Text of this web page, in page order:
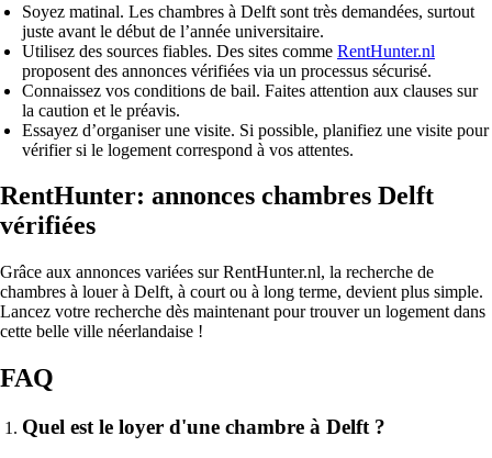
Soyez matinal. Les chambres à Delft sont très demandées, surtout
juste avant le début de l’année universitaire.
Utilisez des sources fiables. Des sites comme RentHunter.nl
proposent des annonces vérifiées via un processus sécurisé.
Connaissez vos conditions de bail. Faites attention aux clauses sur
la caution et le préavis.
Essayez d’organiser une visite. Si possible, planifiez une visite pour
vérifier si le logement correspond à vos attentes.
RentHunter: annonces chambres Delft
vérifiées
Grâce aux annonces variées sur RentHunter.nl, la recherche de
chambres à louer à Delft, à court ou à long terme, devient plus simple.
Lancez votre recherche dès maintenant pour trouver un logement dans
cette belle ville néerlandaise !
FAQ
Quel est le loyer d'une chambre à Delft ?